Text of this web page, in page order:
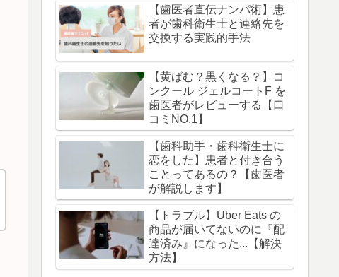
【歯医者直伝ナンパ術】患
者が歯科衛生士と連絡先を
交換する実践的手法
【黄ばむ？黒くなる？】コ
ンクール ジェルコートF を
歯医者がレビューする【口
コミNO.1】
【歯科助手・歯科衛生士に
恋をした】患者と付き合う
ことってあるの？【歯医者
が解説します】
【トラブル】Uber Eats の
商品が届いてないのに『配
達済み』になった...【解決
方法】